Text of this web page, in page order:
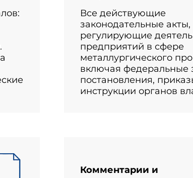
Все действующие
законодательные акты,
регулирующие
предприятий в сфере
металлургического
включая федеральные
постановления,
инструкции органов
Комментарии и